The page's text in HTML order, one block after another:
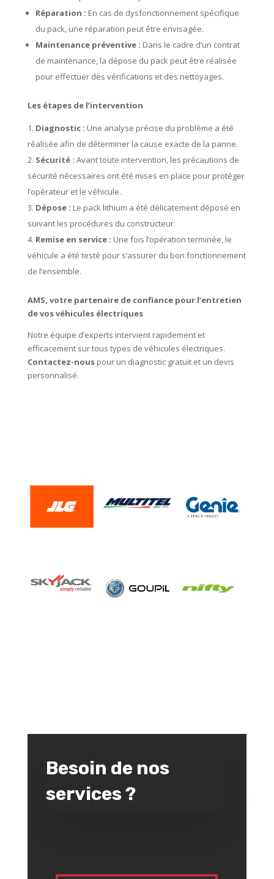
Réparation : En cas de dysfonctionnement spécifique
du pack, une réparation peut être envisagée.
Maintenance préventive : Dans le cadre d’un contrat
de maintenance, la dépose du pack peut être réalisée
pour effectuer des vérifications et des nettoyages.
Les étapes de l’intervention
Diagnostic : Une analyse précise du problème a été
réalisée afin de déterminer la cause exacte de la panne.
Sécurité : Avant toute intervention, les précautions de
sécurité nécessaires ont été mises en place pour protéger
l’opérateur et le véhicule.
Dépose : Le pack lithium a été délicatement déposé en
suivant les procédures du constructeur.
Remise en service : Une fois l’opération terminée, le
véhicule a été testé pour s’assurer du bon fonctionnement
de l’ensemble.
AMS, votre partenaire de confiance pour l’entretien
de vos véhicules électriques
Notre équipe d’experts intervient rapidement et
efficacement sur tous types de véhicules électriques.
Contactez-nouspour un diagnostic gratuit et un devis
personnalisé.
Besoin de nos
services ?